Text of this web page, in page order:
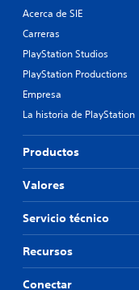
Acerca de SIE
Carreras
PlayStation Studios
PlayStation Productions
Empresa
La historia de PlayStation
Productos
Valores
Servicio técnico
Recursos
Conectar